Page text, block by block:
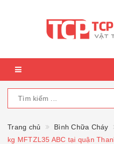
Trang chủ Bình Chữa Cháy
kg MFTZL35 ABC tại quận